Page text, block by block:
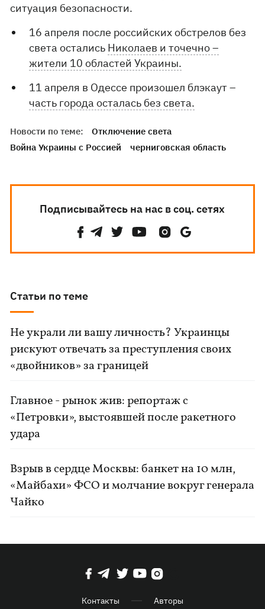
ситуация безопасности.
16 апреля после российских обстрелов без
света остались Николаев и точечно –
жители 10 областей Украины.
11 апреля в Одессе произошел блэкаут –
часть города осталась без света.
Новости по теме:
Отключение света
Война Украины с Россией
черниговская область
Подписывайтесь на нас в соц. сетях
Статьи по теме
Не украли ли вашу личность? Украинцы
рискуют отвечать за преступления своих
«двойников» за границей
Главное - рынок жив: репортаж с
«Петровки», выстоявшей после ракетного
удара
Взрыв в сердце Москвы: банкет на 10 млн,
«Майбахи» ФСО и молчание вокруг генерала
Чайко
Контакты Авторы